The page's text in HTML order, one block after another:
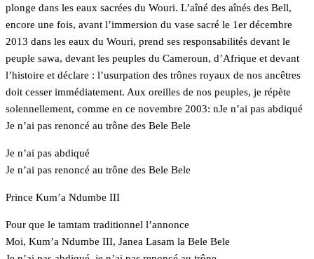
plonge dans les eaux sacrées du Wouri. L’aîné des aînés des Bell,
encore une fois, avant l’immersion du vase sacré le 1er décembre
2013 dans les eaux du Wouri, prend ses responsabilités devant le
peuple sawa, devant les peuples du Cameroun, d’Afrique et devant
l’histoire et déclare : l’usurpation des trônes royaux de nos ancêtres
doit cesser immédiatement. Aux oreilles de nos peuples, je répète
solennellement, comme en ce novembre 2003: nJe n’ai pas abdiqué
Je n’ai pas renoncé au trône des Bele Bele
Je n’ai pas abdiqué
Je n’ai pas renoncé au trône des Bele Bele
Prince Kum’a Ndumbe III
Pour que le tamtam traditionnel l’annonce
Moi, Kum’a Ndumbe III, Janea Lasam la Bele Bele